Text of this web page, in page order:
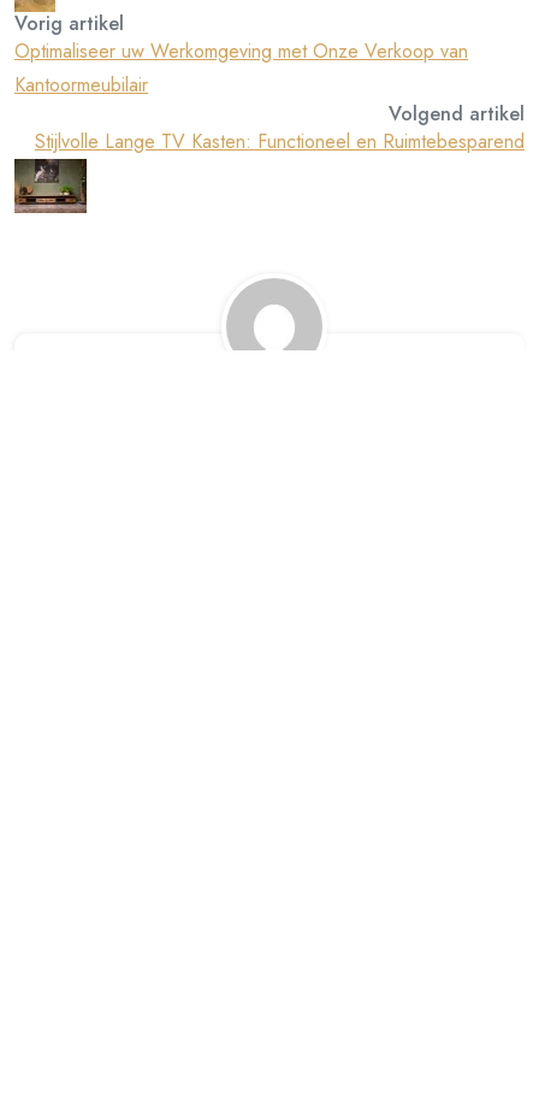
Vorig artikel
Optimaliseer uw Werkomgeving met Onze Verkoop van
Kantoormeubilair
Volgend artikel
Stijlvolle Lange TV Kasten: Functioneel en Ruimtebesparend